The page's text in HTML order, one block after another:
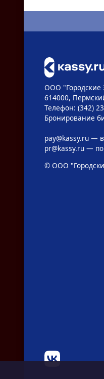
ООО
614000,
Телефон: (342)
Бронирование
pay@kassy.ru—
pr@kassy.ru— по
© ООО